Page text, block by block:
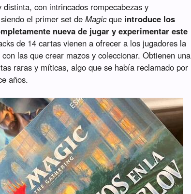
con intrincados rompecabezas y
el primer set deMagicque introduce los
nueva de jugar y experimentar este
de 14 cartas vienen a ofrecer a los jugadores la
las que crear mazos y coleccionar. Obtienen una
raras y míticas, algo que se había reclamado por
años.